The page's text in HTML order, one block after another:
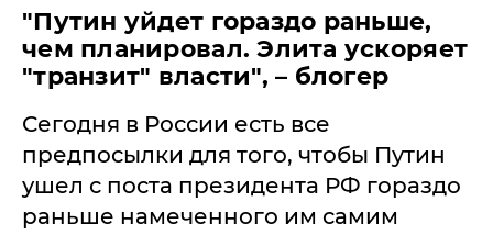
"Путин уйдет гораздо раньше,
чем планировал. Элита ускоряет
"транзит" власти", – блогер
Сегодня в России есть все
предпосылки для того, чтобы Путин
ушел с поста президента РФ гораздо
раньше намеченного им самим